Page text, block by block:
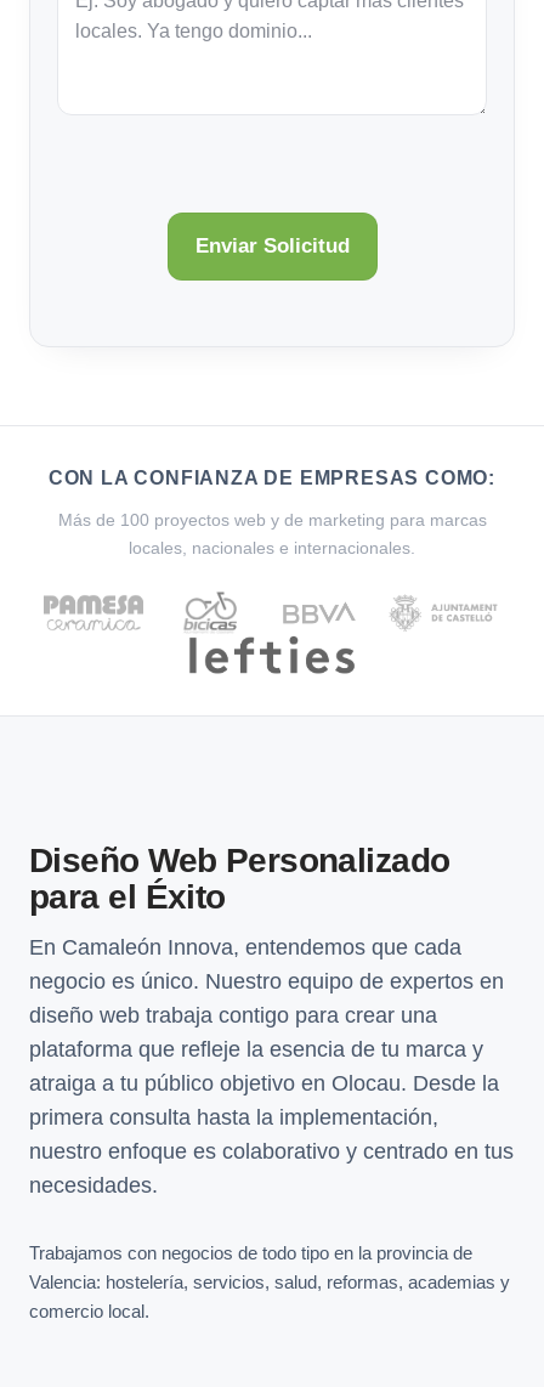
CON LA CONFIANZA DE EMPRESAS COMO:
Más de 100 proyectos web y de marketing para marcas
locales, nacionales e internacionales.
Diseño Web Personalizado
para el Éxito
En Camaleón Innova, entendemos que cada
negocio es único. Nuestro equipo de expertos en
diseño web trabaja contigo para crear una
plataforma que refleje la esencia de tu marca y
atraiga a tu público objetivo en Olocau. Desde la
primera consulta hasta la implementación,
nuestro enfoque es colaborativo y centrado en tus
necesidades.
Trabajamos con negocios de todo tipo en la provincia de
Valencia: hostelería, servicios, salud, reformas, academias y
comercio local.